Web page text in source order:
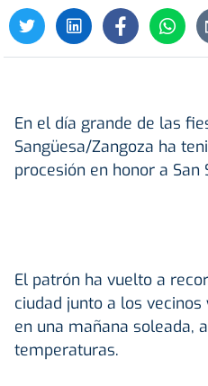
En el día grande de las
Sangüesa/Zangoza ha
procesión en honor a San
El patrón ha vuelto a
ciudad junto a los
en una mañana soleada,
temperaturas.